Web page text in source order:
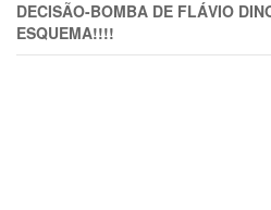
DECISÃO-BOMBA DE FLÁVIO
ESQUEMA!!!!